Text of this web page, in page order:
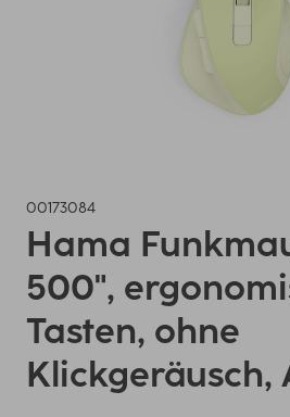
00173084
Hama
500",
Tasten, ohne
Klickgeräusch,